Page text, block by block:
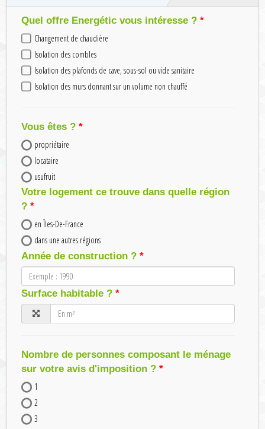
Quel offre Energétic vous intéresse ?
Changement de chaudière
Isolation des combles
Isolation des plafonds de cave, sous-sol ou vide sanitaire
Isolation des murs donnant sur un volume non chauffé
Vous êtes ?
propriétaire
locataire
usufruit
Votre logement ce trouve dans quelle région
?
en Îles-De-France
dans une autres régions
Année de construction ?
Surface habitable ?
Nombre de personnes composant le ménage
sur votre avis d'imposition ?
1
2
3